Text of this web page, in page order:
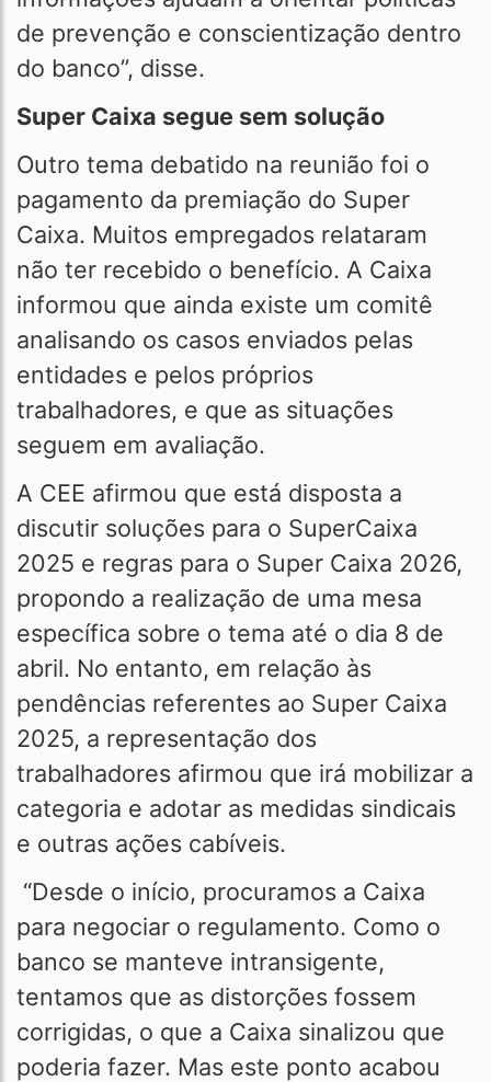
de prevenção e conscientização dentro
do banco”, disse.
Super Caixa segue sem solução
Outro tema debatido na reunião foi o
pagamento da premiação do Super
Caixa. Muitos empregados relataram
não ter recebido o benefício. A Caixa
informou que ainda existe um comitê
analisando os casos enviados pelas
entidades e pelos próprios
trabalhadores, e que as situações
seguem em avaliação.
A CEE afirmou que está disposta a
discutir soluções para o SuperCaixa
2025 e regras para o Super Caixa 2026,
propondo a realização de uma mesa
específica sobre o tema até o dia 8 de
abril. No entanto, em relação às
pendências referentes ao Super Caixa
2025, a representação dos
trabalhadores afirmou que irá mobilizar a
categoria e adotar as medidas sindicais
e outras ações cabíveis.
“Desde o início, procuramos a Caixa
para negociar o regulamento. Como o
banco se manteve intransigente,
tentamos que as distorções fossem
corrigidas, o que a Caixa sinalizou que
poderia fazer. Mas este ponto acabou